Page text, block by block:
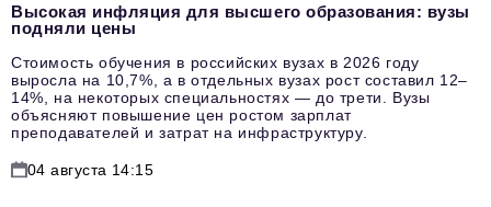
Высокая инфляция для высшего образования: вузы
подняли цены
Стоимость обучения в российских вузах в 2026 году
выросла на 10,7%, а в отдельных вузах рост составил 12–
14%, на некоторых специальностях — до трети. Вузы
объясняют повышение цен ростом зарплат
преподавателей и затрат на инфраструктуру.
04 августа 14:15